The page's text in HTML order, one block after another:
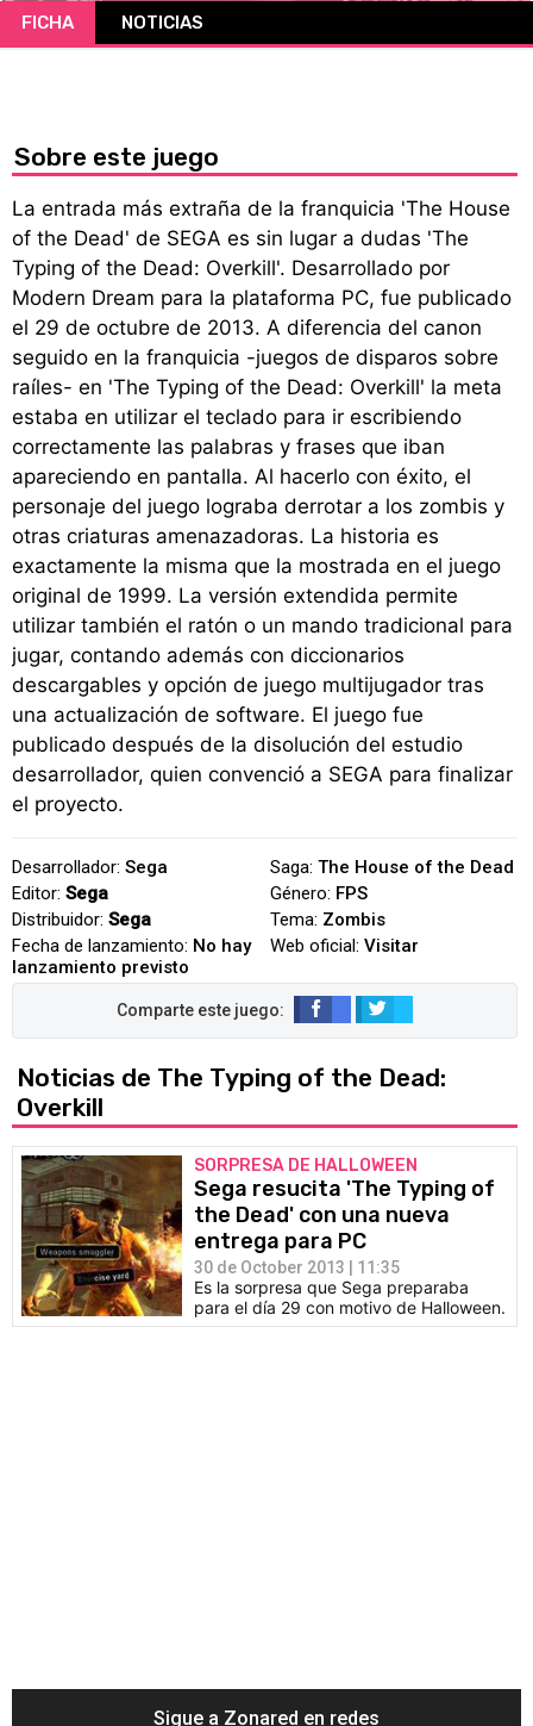
FICHA NOTICIAS
Sobre este juego
La entrada más extraña de la franquicia 'The House
of the Dead' de SEGA es sin lugar a dudas 'The
Typing of the Dead: Overkill'. Desarrollado por
Modern Dream para la plataforma PC, fue publicado
el 29 de octubre de 2013. A diferencia del canon
seguido en la franquicia -juegos de disparos sobre
raíles- en 'The Typing of the Dead: Overkill' la meta
estaba en utilizar el teclado para ir escribiendo
correctamente las palabras y frases que iban
apareciendo en pantalla. Al hacerlo con éxito, el
personaje del juego lograba derrotar a los zombis y
otras criaturas amenazadoras. La historia es
exactamente la misma que la mostrada en el juego
original de 1999. La versión extendida permite
utilizar también el ratón o un mando tradicional para
jugar, contando además con diccionarios
descargables y opción de juego multijugador tras
una actualización de software. El juego fue
publicado después de la disolución del estudio
desarrollador, quien convenció a SEGA para finalizar
el proyecto.
Desarrollador: Sega
Editor: Sega
Distribuidor: Sega
Fecha de lanzamiento: No hay
lanzamiento previsto
Saga: The House of the Dead
Género: FPS
Tema: Zombis
Web oficial: Visitar
Noticias de The Typing of the Dead:
Overkill
SORPRESA DE HALLOWEEN
Sega resucita 'The Typing of
the Dead' con una nueva
entrega para PC
30 de October 2013 | 11:35
Es la sorpresa que Sega preparaba
para el día 29 con motivo de Halloween.
Sigue a Zonared en redes